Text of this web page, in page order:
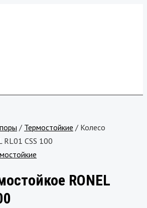
/ Термостойкие / Колесо
RL01 CSS 100
RONEL